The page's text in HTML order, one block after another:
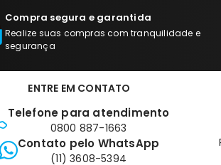
Compra segura e garantida
Realize suas compras com tranquilidade e
segurança
ENTRE EM CONTATO
Telefone para atendimento
0800 887-1663
Contato pelo WhatsApp
(11) 3608-5394